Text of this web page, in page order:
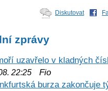
Diskutovat
zprávy
uzavřelo v kladných
22:25 Fio
burza zakončuje